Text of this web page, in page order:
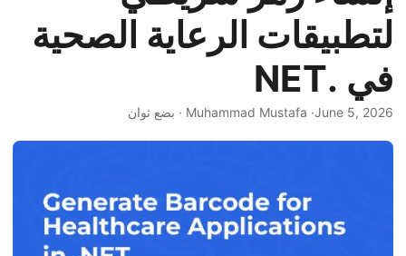
لتطبيقات الرعاية الصحية
في .NET
June 5, 2026· Muhammad Mustafa · بضع ثوان